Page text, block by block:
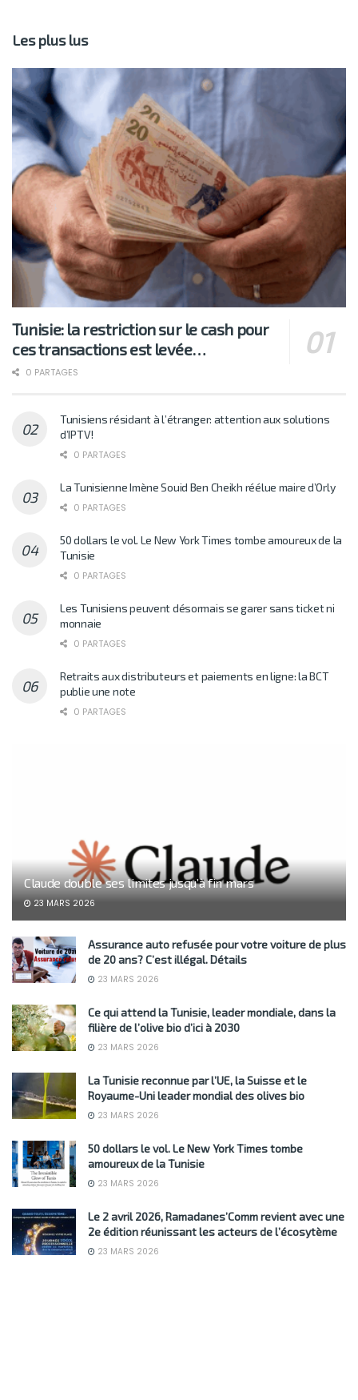
Les plus lus
Tunisie: la restriction sur le cash pour
ces transactions est levée…
0 PARTAGES
Tunisiens résidant à l’étranger: attention aux solutions
d’IPTV!
0 PARTAGES
La Tunisienne Imène Souid Ben Cheikh réélue maire d’Orly
0 PARTAGES
50 dollars le vol. Le New York Times tombe amoureux de la
Tunisie
0 PARTAGES
Les Tunisiens peuvent désormais se garer sans ticket ni
monnaie
0 PARTAGES
Retraits aux distributeurs et paiements en ligne: la BCT
publie une note
0 PARTAGES
Claude double ses limites jusqu’à fin mars
23 MARS 2026
Assurance auto refusée pour votre voiture de plus
de 20 ans? C’est illégal. Détails
23 MARS 2026
Ce qui attend la Tunisie, leader mondiale, dans la
filière de l’olive bio d’ici à 2030
23 MARS 2026
La Tunisie reconnue par l’UE, la Suisse et le
Royaume-Uni leader mondial des olives bio
23 MARS 2026
50 dollars le vol. Le New York Times tombe
amoureux de la Tunisie
23 MARS 2026
Le 2 avril 2026, Ramadanes’Comm revient avec une
2e édition réunissant les acteurs de l’écosytème
23 MARS 2026